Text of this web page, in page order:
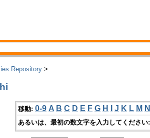
Repository >
移動: 0-9 A B C D E F G H J K L M N
あるいは、最初の数文字を入力してください: